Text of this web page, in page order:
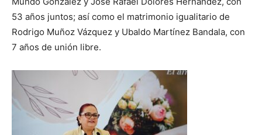
53 años juntos; así como el matrimonio igualitario de
Rodrigo Muñoz Vázquez y Ubaldo Martínez Bandala, con
7 años de unión libre.